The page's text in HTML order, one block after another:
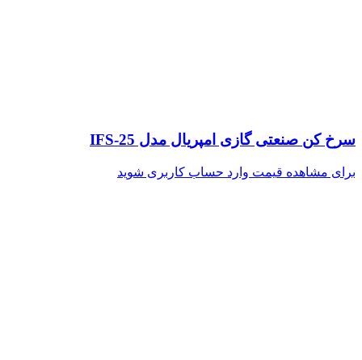
سرخ کن صنعتی گازی امپریال مدل IFS-25
برای مشاهده قیمت وارد حساب کاربری شوید